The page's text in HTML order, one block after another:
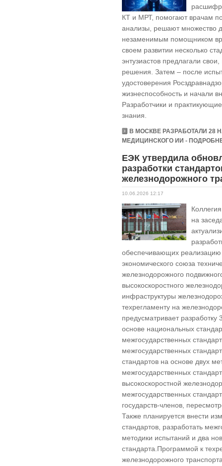
КТ и МРТ, помогают врачам
анализы, решают множество
незаменимым помощником
своем развитии несколько
энтузиастов предлагали
решения. Затем – после
удостоверения
жизнеспособность и начали
Разработчики и
знания.
В МОСКВЕ РАЗРАБОТАЛИ
МЕДИЦИНСКОГО ИИ -
ЕЭК утвердила
разработки
железнодорожного
10.06.2026 12:17
на
обеспечивающих реализацию
экономического союза
железнодорожного
высокоскоростного
инфраструктуры
техрегламенту на
предусматривает разработку
основе национальных
межгосударственных
межгосударственных
стандартов на основе двух
межгосударственных
высокоскоростной
межгосударственных
государств-членов,
Также планируется внести
стандартов, разработать
методики испытаний и два
стандарта.Программой к
железнодорожного